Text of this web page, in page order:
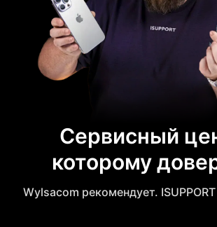
Сервисный
которому
Wylsacom рекомендует.